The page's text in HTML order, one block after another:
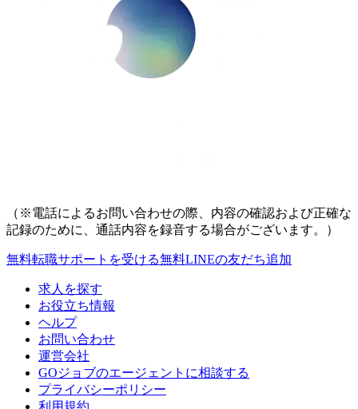
（※電話によるお問い合わせの際、内容の確認および正確な
記録のために、通話内容を録音する場合がございます。）
無料転職サポートを受ける無料LINEの友だち追加
求人を探す
お役立ち情報
ヘルプ
お問い合わせ
運営会社
GOジョブのエージェントに相談する
プライバシーポリシー
利用規約